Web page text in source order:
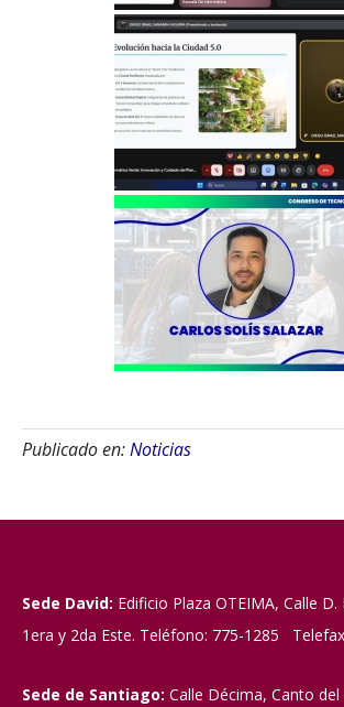
Publicado en:Noticias
Sede David: Edificio Plaza OTEIMA, Calle
1era y 2da Este. Teléfono: 775-1285
Sede de Santiago: Calle Décima, Canto